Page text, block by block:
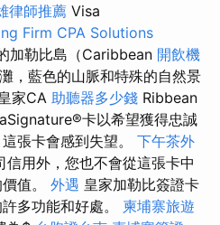
律師推薦 Visa
Firm CPA Solutions
加勒比島（Caribbean 開飲機
，藍色的山脈和特殊的自然景
家CA 助聽器多少錢 Ribbean
卡以希望獲得忠誠
張卡會感到失望。 下午茶外
信用外，您也不會從這張卡中
值。 外遇 皇家加勒比簽證卡
多功能和好處。 柬埔寨旅遊